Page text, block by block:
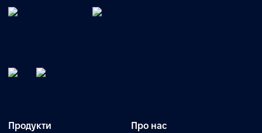
Продукти Про нас